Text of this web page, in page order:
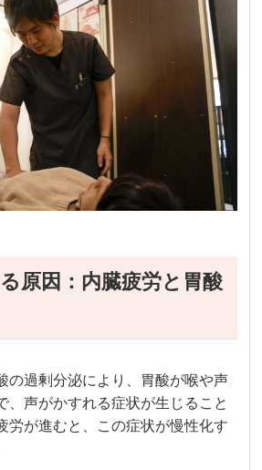
原因：内臓疲労と胃酸
の過剰分泌により、胃酸が喉や声
、声がかすれる症状が生じること
労が進むと、この症状が慢性化す